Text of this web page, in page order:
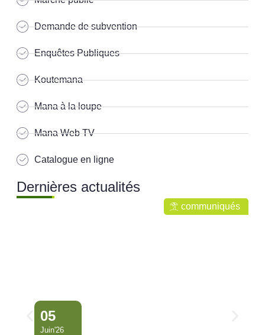
Demande de subvention
Enquêtes Publiques
Koutemana
Mana à la loupe
Mana Web TV
Catalogue en ligne
Dernières actualités
communiqués
05
Juin'26